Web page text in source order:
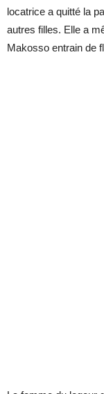
locatrice a quitté la
autres filles. Elle a
Makosso entrain de